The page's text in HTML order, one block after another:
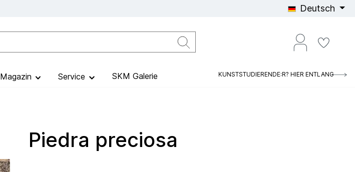
Deutsch
Magazin Service SKM Galerie KUNSTSTUDIERENDE:R? HIER ENTLANG
Piedra preciosa